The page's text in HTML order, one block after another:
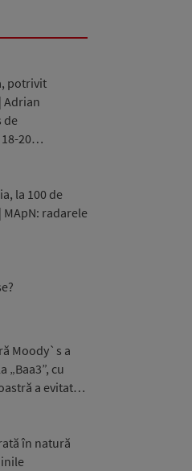
potrivit
Adrian
de
18-20…
la 100 de
radarele
Moody`s a
cu
a evitat…
în natură